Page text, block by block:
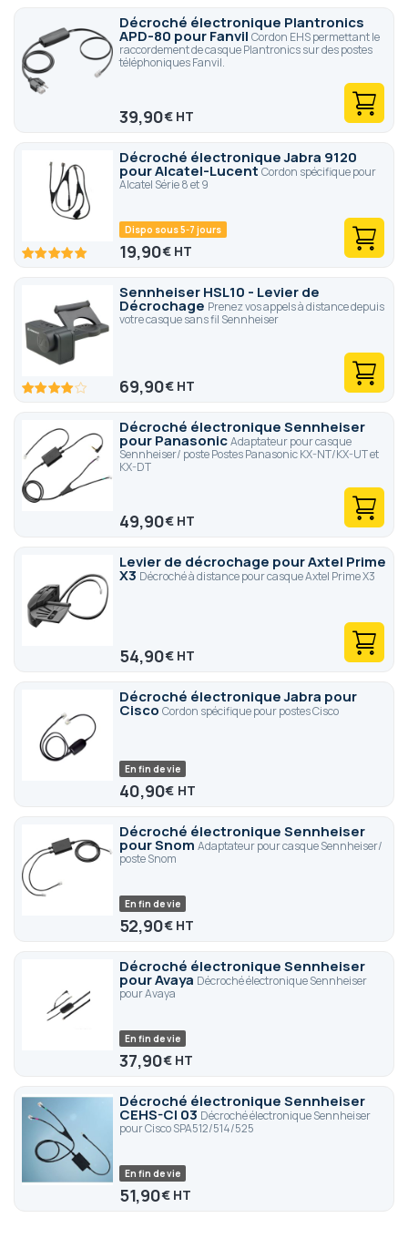
Décroché électronique Plantronics
APD-80 pour Fanvil Cordon EHS permettant le
raccordement de casque Plantronics sur des postes
téléphoniques Fanvil.
39,90€
Décroché électronique Jabra 9120
pour Alcatel-LucentCordon spécifique pour
Alcatel Série 8 et 9
100 100
Dispo sous 5-7 jours
19,90€
Sennheiser HSL10 - Levier de
Décrochage Prenez vos appels à distance depuis
votre casque sans fil Sennheiser
80 100 69,90€
Décroché électronique Sennheiser
pour PanasonicAdaptateur pour casque
Sennheiser/ poste Postes Panasonic KX-NT/KX-UT et
KX-DT
49,90€
Levier de décrochage pour Axtel Prime
X3 Décroché à distance pour casque Axtel Prime X3
54,90€
Décroché électronique Jabra pour
Cisco Cordon spécifique pour postes Cisco
En fin de vie
40,90€
Décroché électronique Sennheiser
pour Snom Adaptateur pour casque Sennheiser/
poste Snom
En fin de vie
52,90€
Décroché électronique Sennheiser
pour Avaya Décroché électronique Sennheiser
pour Avaya
En fin de vie
37,90€
Décroché électronique Sennheiser
CEHS-CI 03 Décroché électronique Sennheiser
pour Cisco SPA512/514/525
En fin de vie
51,90€